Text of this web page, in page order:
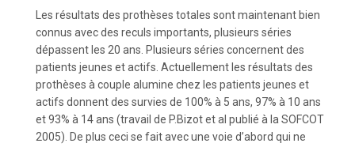
Les résultats des prothèses totales sont maintenant bien
connus avec des reculs importants, plusieurs séries
dépassent les 20 ans. Plusieurs séries concernent des
patients jeunes et actifs. Actuellement les résultats des
prothèses à couple alumine chez les patients jeunes et
actifs donnent des survies de 100% à 5 ans, 97% à 10 ans
et 93% à 14 ans (travail de P.Bizot et al publié à la SOFCOT
2005). De plus ceci se fait avec une voie d’abord qui ne